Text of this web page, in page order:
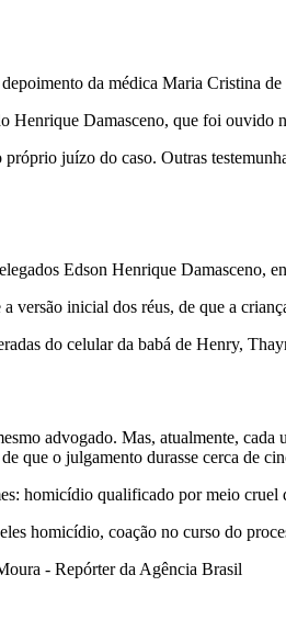
depoimento da médica Maria Cristina
Henrique Damasceno, que foi ouvido
próprio juízo do caso. Outras
Edson Henrique
versão inicial dos réus, de que a
do celular da babá de Henry,
advogado. Mas, atualmente, cada
que o julgamento durasse cerca de
homicídio qualificado por meio
homicídio, coação no curso do
- Repórter da Agência Brasil